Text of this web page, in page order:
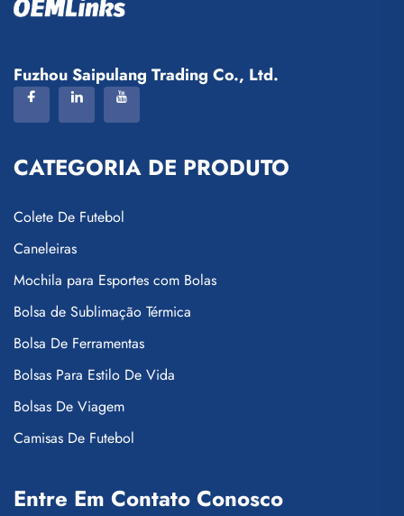
Fuzhou Saipulang Trading Co., Ltd.
CATEGORIA DE PRODUTO
Colete De Futebol
Caneleiras
Mochila para Esportes com Bolas
Bolsa de Sublimação Térmica
Bolsa De Ferramentas
Bolsas Para Estilo De Vida
Bolsas De Viagem
Camisas De Futebol
Entre Em Contato Conosco